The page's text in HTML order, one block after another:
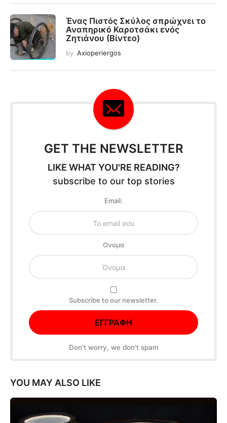
Ένας Πιστός Σκύλος σπρώχνει το
Αναπηρικό Καροτσάκι ενός
Ζητιάνου (Βίντεο)
by Axioperiergos
GET THE NEWSLETTER
LIKE WHAT YOU'RE READING?
subscribe to our top stories
Email:
Oνομα
Subscribe to our newsletter.
Don't worry, we don't spam
YOU MAY ALSO LIKE